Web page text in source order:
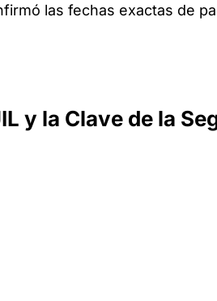
las fechas exactas de
y la Clave de la